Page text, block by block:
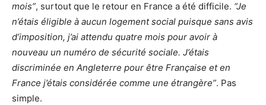
mois”, surtout que le retour en France a été difficile. “Je
n’étais éligible à aucun logement social puisque sans avis
d’imposition, j’ai attendu quatre mois pour avoir à
nouveau un numéro de sécurité sociale. J’étais
discriminée en Angleterre pour être Française et en
France j’étais considérée comme une étrangère”. Pas
simple.